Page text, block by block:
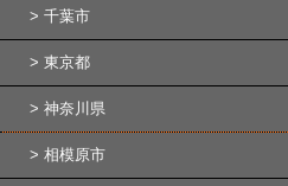
千葉市
東京都
神奈川県
相模原市